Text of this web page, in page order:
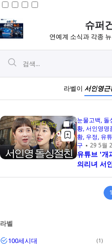
슈퍼
연예계 소식과 각종
라벨이 서인영근
눈물고백 돌
황 서인영명
황 우정 유
구
29 5월
유튜브 '개
의리녀 서
1
라벨
100세시대
1